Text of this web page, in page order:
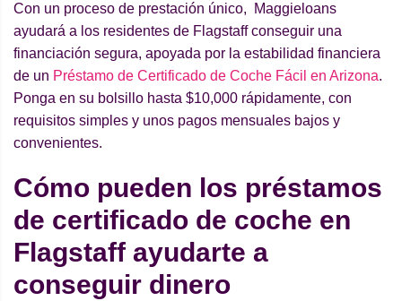
Con un proceso de prestación único, Maggieloans
ayudará a los residentes de Flagstaff conseguir una
financiación segura, apoyada por la estabilidad financiera
de un Préstamo de Certificado de Coche Fácil en Arizona.
Ponga en su bolsillo hasta $10,000 rápidamente, con
requisitos simples y unos pagos mensuales bajos y
convenientes.
Cómo pueden los préstamos
de certificado de coche en
Flagstaff ayudarte a
conseguir dinero